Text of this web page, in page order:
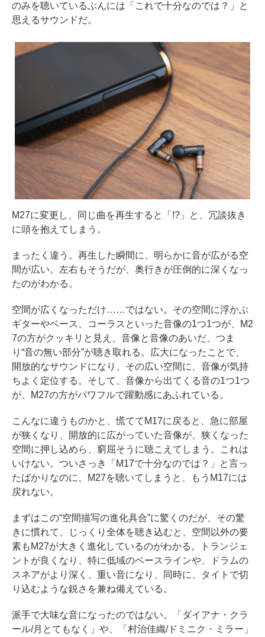
のみを聴いているぶんには「これで十分なのでは？」と
思えるサウンドだ。
M27に変更し、同じ曲を再生すると「!?」と、冗談抜き
に頭を抱えてしまう。
まったく違う。再生した瞬間に、明らかに音が広がる空
間が広い。左右もそうだが、奥行きが圧倒的に深くなっ
たのがわかる。
空間が広くなっただけ……ではない。その空間に浮かぶ
ギターやベース、コーラスといった音像の1つ1つが、M2
7の方がクッキリと見え、音像と音像のあいだ、つま
り“音の無い部分”が聴き取れる。広大になったことで、
開放的なサウンドになり、その広い空間に、音像が気持
ちよく定位する。そして、音像から出てくる音の1つ1つ
が、M27の方がパワフルで躍動感にあふれている。
こんなに違うものかと、慌ててM17に戻ると、急に部屋
が狭くなり、開放的に広がっていた音像が、狭くなった
空間に押し込めら、窮屈そうに聴こえてしまう。これは
いけない。ついさっき「M17で十分なのでは？」と言っ
たばかりなのに、M27を聴いてしまうと、もうM17には
戻れない。
まずはこの“空間描写の進化具合”に驚くのだが、その驚
きに慣れて、じっくり全体を聴き込むと、空間以外の要
素もM27が大きく進化しているのがわかる。トランジェ
ントが良くなり、特に低域のベースラインや、ドラムの
スネアがより深く、重い音になり、同時に、タイトで切
り込むような鋭さを兼ね備えている。
派手で大味な音になったのではない。「ダイアナ・クラ
ール/月とてもなく」や、「村治佳織/ドミニク・ミラー」